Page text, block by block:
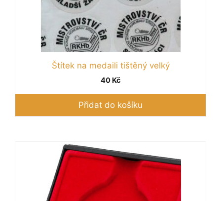
Štítek na medaili tištěný velký
40 Kč
Přidat do košíku